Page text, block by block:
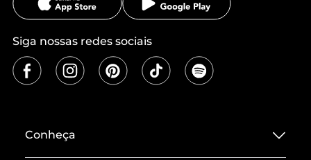
Siga nossas redes sociais
Conheça